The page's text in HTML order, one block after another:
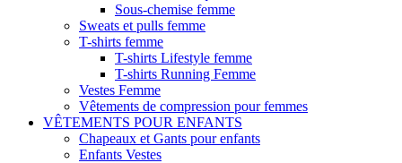
Sous-chemise femme
Sweats et pulls femme
T-shirts femme
T-shirts Lifestyle femme
T-shirts Running Femme
Vestes Femme
Vêtements de compression pour femmes
VÊTEMENTS POUR ENFANTS
Chapeaux et Gants pour enfants
Enfants Vestes